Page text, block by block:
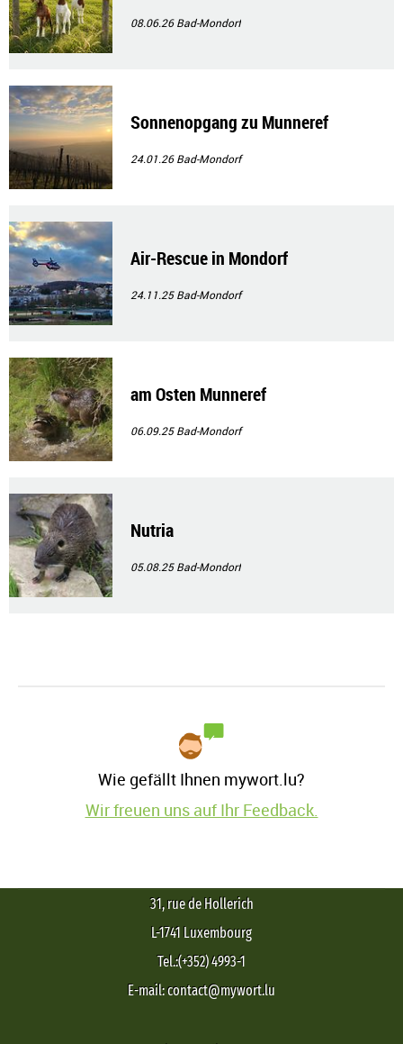
08.06.26Bad-Mondorf
Sonnenopgang zu Munneref
24.01.26Bad-Mondorf
Air-Rescue in Mondorf
24.11.25Bad-Mondorf
am Osten Munneref
06.09.25Bad-Mondorf
Nutria
05.08.25Bad-Mondorf
Wie gefällt Ihnen mywort.lu?
Wir freuen uns auf Ihr Feedback.
31, rue de Hollerich
L-1741 Luxembourg
Tel.:(+352) 4993-1
E-mail: contact@mywort.lu